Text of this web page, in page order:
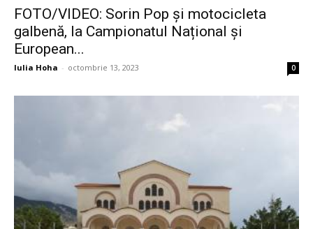
FOTO/VIDEO: Sorin Pop și motocicleta
galbenă, la Campionatul Național și
European...
Iulia Hoha - octombrie 13, 2023 0